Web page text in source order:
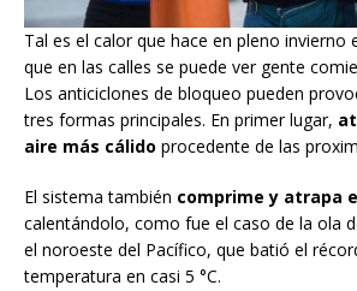
Tal es el calor que hace en pleno invierno
que en las calles se puede ver gente
Los anticiclones de bloqueo pueden
tres formas principales. En primer lugar,
aire más cálido procedente de las
El sistema también comprime y atrapa
calentándolo, como fue el caso de la ola
el noroeste del Pacífico, que batió el
temperatura en casi 5 °C.